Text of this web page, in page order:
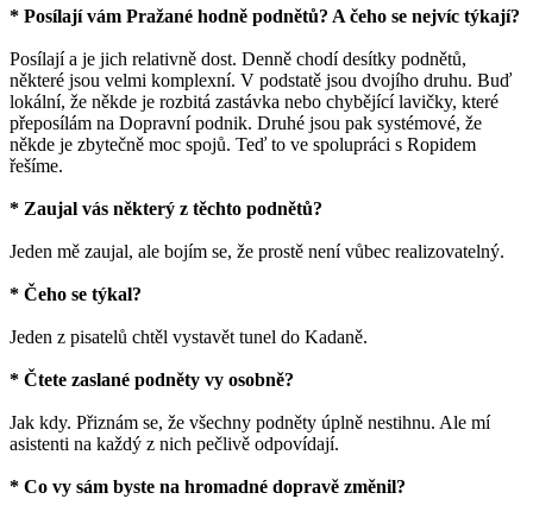
* Posílají vám Pražané hodně podnětů? A čeho se nejvíc týkají?
Posílají a je jich relativně dost. Denně chodí desítky podnětů,
některé jsou velmi komplexní. V podstatě jsou dvojího druhu. Buď
lokální, že někde je rozbitá zastávka nebo chybějící lavičky, které
přeposílám na Dopravní podnik. Druhé jsou pak systémové, že
někde je zbytečně moc spojů. Teď to ve spolupráci s Ropidem
řešíme.
* Zaujal vás některý z těchto podnětů?
Jeden mě zaujal, ale bojím se, že prostě není vůbec realizovatelný.
* Čeho se týkal?
Jeden z pisatelů chtěl vystavět tunel do Kadaně.
* Čtete zaslané podněty vy osobně?
Jak kdy. Přiznám se, že všechny podněty úplně nestihnu. Ale mí
asistenti na každý z nich pečlivě odpovídají.
* Co vy sám byste na hromadné dopravě změnil?